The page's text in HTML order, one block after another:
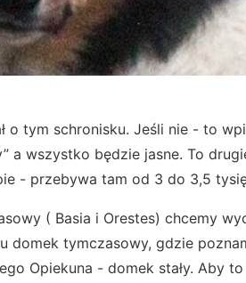
o tym schronisku. Jeśli nie - to
a wszystko będzie jasne. To
- przebywa tam od 3 do 3,5
( Basia i Orestes) chcemy
domek tymczasowy, gdzie
Opiekuna - domek stały. Aby